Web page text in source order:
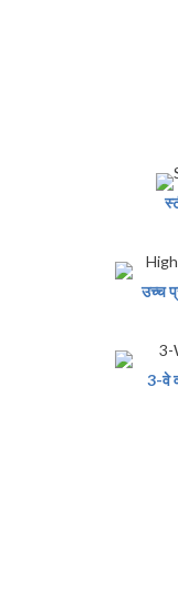
उच्च
3-वे